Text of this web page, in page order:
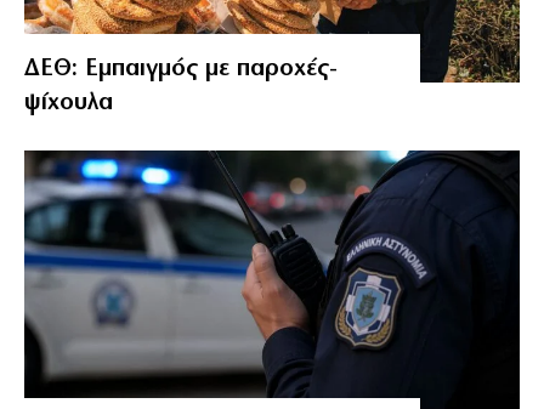
ΔΕΘ: Εμπαιγμός με παροχές-
ψίχουλα